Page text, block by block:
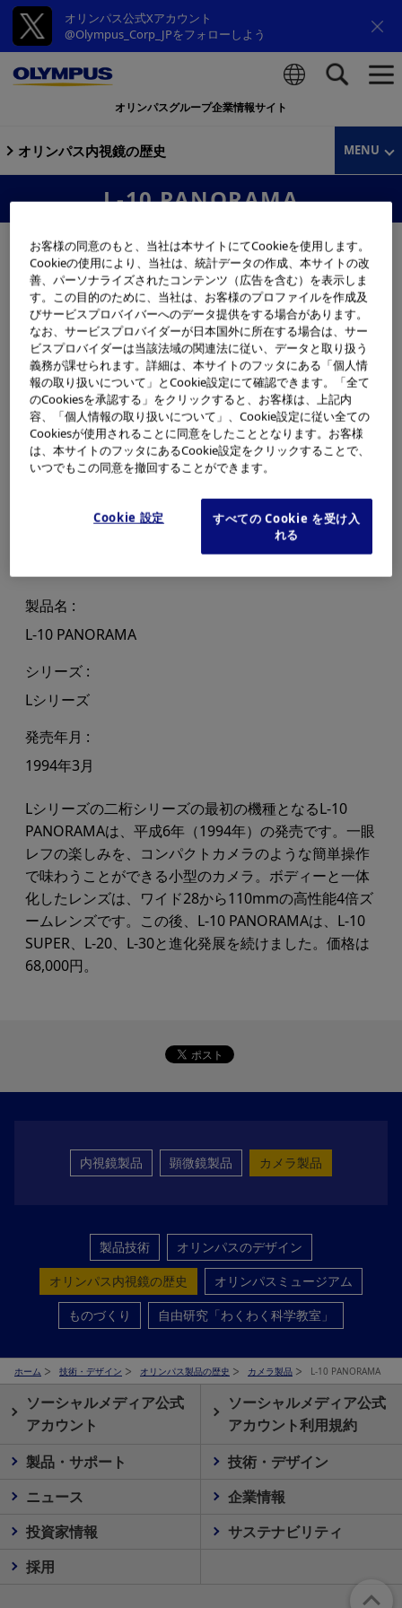
オリンパス公式Xアカウント
@Olympus_Corp_JPをフォローしよう
オリンパスグループ企業情報サイト
オリンパス内視鏡の歴史 MENU
L-10 PANORAMA
製品名
L-10 PANORAMA
シリーズ
Lシリーズ
発売年月
1994年3月
Lシリーズの二桁シリーズの最初の機種となるL-10
PANORAMAは、平成6年（1994年）の発売です。一眼
レフの楽しみを、コンパクトカメラのような簡単操作
で味わうことができる小型のカメラ。ボディーと一体
化したレンズは、ワイド28から110mmの高性能4倍ズ
ームレンズです。この後、L-10 PANORAMAは、L-10
SUPER、L-20、L-30と進化発展を続けました。価格は
68,000円。
内視鏡製品 顕微鏡製品 カメラ製品
製品技術
オリンパスのデザイン
オリンパス内視鏡の歴史
オリンパスミュージアム
ものづくり
自由研究「わくわく科学教室」
ホーム 技術・デザイン オリンパス製品の歴史 カメラ製品 L-10 PANORAMA
ソーシャルメディア公式
アカウント
ソーシャルメディア公式
アカウント利用規約
製品・サポート
技術・デザイン
ニュース
企業情報
投資家情報
サステナビリティ
採用
お客様の同意のもと、当社は本サイトにてCookieを使用します。
Cookieの使用により、当社は、統計データの作成、本サイトの改
善、パーソナライズされたコンテンツ（広告を含む）を表示しま
す。この目的のために、当社は、お客様のプロファイルを作成及
びサービスプロバイバーへのデータ提供をする場合があります。
なお、サービスプロバイダーが日本国外に所在する場合は、サー
ビスプロバイダーは当該法域の関連法に従い、データと取り扱う
義務が課せられます。詳細は、本サイトのフッタにある「個人情
報の取り扱いについて」とCookie設定にて確認できます。「全て
のCookiesを承認する」をクリックすると、お客様は、上記内
容、「個人情報の取り扱いについて」、Cookie設定に従い全ての
Cookiesが使用されることに同意をしたこととなります。お客様
は、本サイトのフッタにあるCookie設定をクリックすることで、
いつでもこの同意を撤回することができます。
Cookie 設定
すべての Cookie を受け入
れる